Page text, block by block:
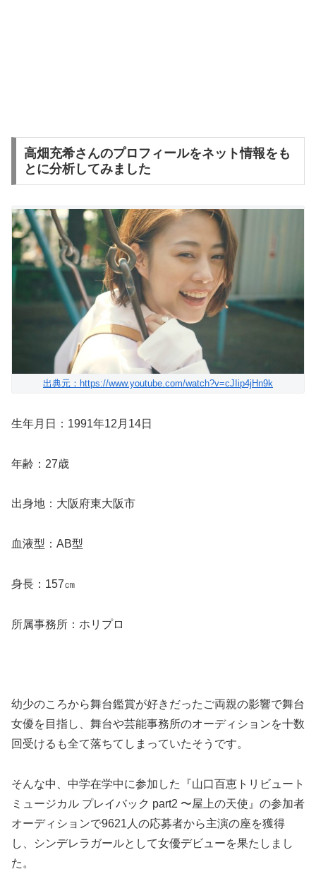
高畑充希さんのプロフィールをネット情報をも
とに分析してみました
出典元：https://www.youtube.com/watch?v=cJIip4jHn9k
生年月日：1991年12月14日
年齢：27歳
出身地：大阪府東大阪市
血液型：AB型
身長：157㎝
所属事務所：ホリプロ
幼少のころから舞台鑑賞が好きだったご両親の影響で舞台
女優を目指し、舞台や芸能事務所のオーディションを十数
回受けるも全て落ちてしまっていたそうです。
そんな中、中学在学中に参加した『山口百恵トリビュート
ミュージカル プレイバック part2 〜屋上の天使』の参加者
オーディションで9621人の応募者から主演の座を獲得
し、シンデレラガールとして女優デビューを果たしまし
た。